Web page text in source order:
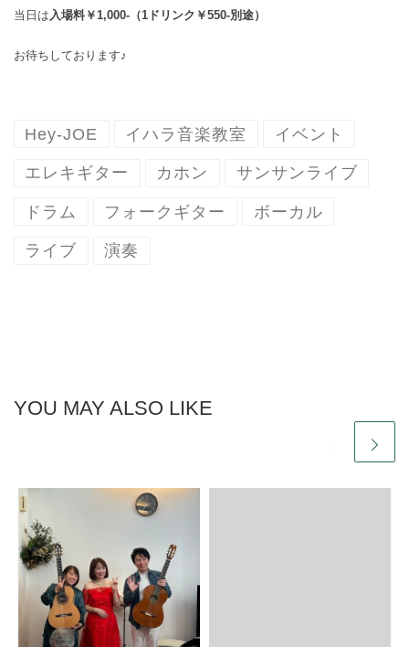
当日は入場料￥1,000-（1ドリンク￥550-別途）
お待ちしております♪
Hey-JOE イハラ音楽教室 イベント
エレキギター カホン サンサンライブ
ドラム フォークギター ボーカル
ライブ 演奏
YOU MAY ALSO LIKE